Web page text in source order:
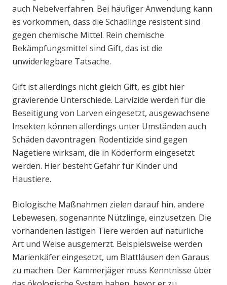
auch Nebelverfahren. Bei häufiger Anwendung kann
es vorkommen, dass die Schädlinge resistent sind
gegen chemische Mittel. Rein chemische
Bekämpfungsmittel sind Gift, das ist die
unwiderlegbare Tatsache.
Gift ist allerdings nicht gleich Gift, es gibt hier
gravierende Unterschiede. Larvizide werden für die
Beseitigung von Larven eingesetzt, ausgewachsene
Insekten können allerdings unter Umständen auch
Schäden davontragen. Rodentizide sind gegen
Nagetiere wirksam, die in Köderform eingesetzt
werden. Hier besteht Gefahr für Kinder und
Haustiere.
Biologische Maßnahmen zielen darauf hin, andere
Lebewesen, sogenannte Nützlinge, einzusetzen. Die
vorhandenen lästigen Tiere werden auf natürliche
Art und Weise ausgemerzt. Beispielsweise werden
Marienkäfer eingesetzt, um Blattläusen den Garaus
zu machen. Der Kammerjäger muss Kenntnisse über